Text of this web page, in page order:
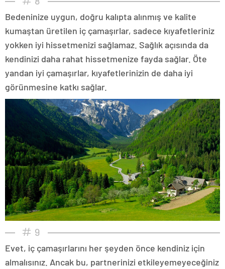
Bedeninize uygun, doğru kalıpta alınmış ve kalite
kumaştan üretilen iç çamaşırlar, sadece kıyafetleriniz
yokken iyi hissetmenizi sağlamaz. Sağlık açısında da
kendinizi daha rahat hissetmenize fayda sağlar. Öte
yandan iyi çamaşırlar, kıyafetlerinizin de daha iyi
görünmesine katkı sağlar.
9
Evet, iç çamaşırlarını her şeyden önce kendiniz için
almalısınız. Ancak bu, partnerinizi etkileyemeyeceğiniz